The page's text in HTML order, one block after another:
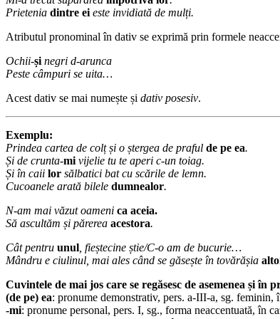
Prietenia dintre ei este invidiată de mulți.
Atributul pronominal în dativ se exprimă prin formele
Ochii-și negri d-arunca
Peste câmpuri se uita…
Acest dativ se mai numește și dativ posesiv.
Exemplu:
Prindea cartea de colț și o ștergea de praful de pe ea.
Și de crunta-mi vijelie tu te aperi c-un toiag.
Și în caii lor sălbatici bat cu scările de lemn.
Cucoanele arată bilele dumnealor.
N-am mai văzut oameni ca aceia.
Să ascultăm și părerea acestora.
Cât pentru unul , fieștecine știe/C-o am de bucurie…
Mândru e ciulinul, mai ales când se găsește în tovărășia
Cuvintele de mai jos care se regăsesc de asemenea și în
(de pe) ea: pronume demonstrativ, pers. a-III-a, sg. feminin,
-mi: pronume personal, pers. I, sg., forma neaccentuată, în